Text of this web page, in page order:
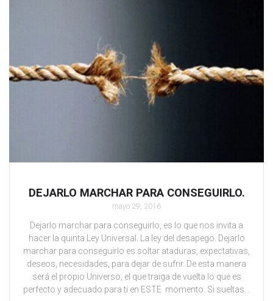
DEJARLO MARCHAR PARA CONSEGUIRLO.
mayo 29, 2016
Dejarlo marchar para conseguirlo, es lo que nos invita a
hacer la quinta Ley Universal. La ley del desapego. Dejarlo
marchar para conseguirlo es soltar ataduras, expectativas,
deseos, necesidades, para dejar de sufrir. De esta manera
será el propio Universo, el que traiga de vuelta lo que es
perfecto y adecuado para ti en ESTE momento. Si sueltas…